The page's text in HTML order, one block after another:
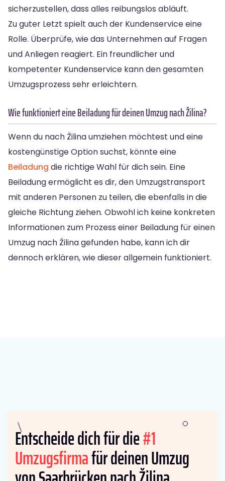
sicherzustellen, dass alles reibungslos abläuft.
Zu guter Letzt spielt auch der Kundenservice eine
Rolle. Überprüfe, wie das Unternehmen auf Fragen
und Anliegen reagiert. Ein freundlicher und
kompetenter Kundenservice kann den gesamten
Umzugsprozess sehr erleichtern.
Wie funktioniert eine Beiladung für deinen Umzug nach Žilina?
Wenn du nach Žilina umziehen möchtest und eine
kostengünstige Option suchst, könnte eine
Beiladung die richtige Wahl für dich sein. Eine
Beiladung ermöglicht es dir, den Umzugstransport
mit anderen Personen zu teilen, die ebenfalls in die
gleiche Richtung ziehen. Obwohl ich keine konkreten
Informationen zum Prozess einer Beiladung für einen
Umzug nach Žilina gefunden habe, kann ich dir
dennoch erklären, wie dieser allgemein funktioniert.
Entscheide dich für die#1
Umzugsfirmafür deinen Umzug